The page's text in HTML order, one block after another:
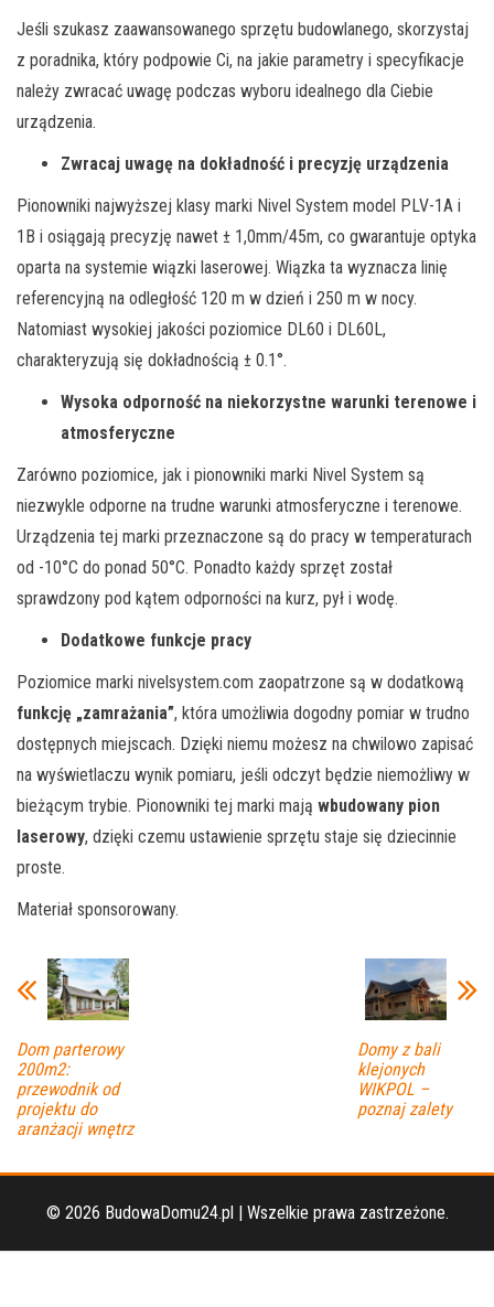
Jeśli szukasz zaawansowanego sprzętu budowlanego, skorzystaj
z poradnika, który podpowie Ci, na jakie parametry i specyfikacje
należy zwracać uwagę podczas wyboru idealnego dla Ciebie
urządzenia.
Zwracaj uwagę na dokładność i precyzję urządzenia
Pionowniki najwyższej klasy marki Nivel System model PLV-1A i
1B i osiągają precyzję nawet ± 1,0mm/45m, co gwarantuje optyka
oparta na systemie wiązki laserowej. Wiązka ta wyznacza linię
referencyjną na odległość 120 m w dzień i 250 m w nocy.
Natomiast wysokiej jakości poziomice DL60 i DL60L,
charakteryzują się dokładnością ± 0.1°.
Wysoka odporność na niekorzystne warunki terenowe i
atmosferyczne
Zarówno poziomice, jak i pionowniki marki Nivel System są
niezwykle odporne na trudne warunki atmosferyczne i terenowe.
Urządzenia tej marki przeznaczone są do pracy w temperaturach
od -10°C do ponad 50°C. Ponadto każdy sprzęt został
sprawdzony pod kątem odporności na kurz, pył i wodę.
Dodatkowe funkcje pracy
Poziomice marki nivelsystem.com zaopatrzone są w dodatkową
funkcję „zamrażania”, która umożliwia dogodny pomiar w trudno
dostępnych miejscach. Dzięki niemu możesz na chwilowo zapisać
na wyświetlaczu wynik pomiaru, jeśli odczyt będzie niemożliwy w
bieżącym trybie. Pionowniki tej marki mają wbudowany pion
laserowy, dzięki czemu ustawienie sprzętu staje się dziecinnie
proste.
Materiał sponsorowany.
Dom parterowy
200m2:
przewodnik od
projektu do
aranżacji wnętrz
Domy z bali
klejonych
WIKPOL –
poznaj zalety
© 2026 BudowaDomu24.pl | Wszelkie prawa zastrzeżone.